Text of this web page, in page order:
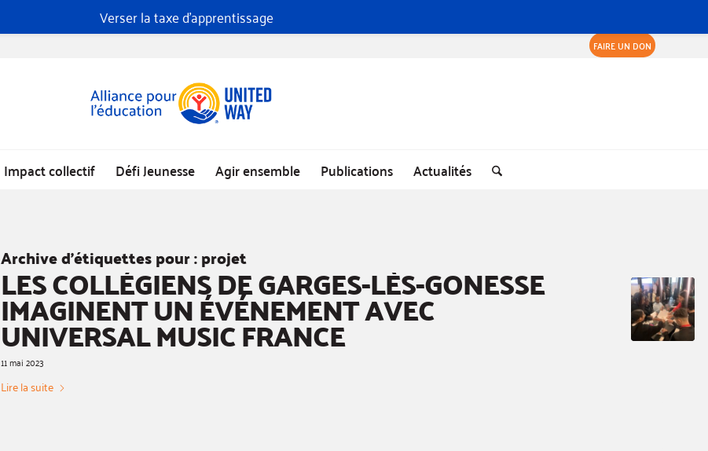
FAIRE UN DON
Impact collectif Défi Jeunesse Agir ensemble Publications Actualités
Archive d’étiquettes pour :projet
LES COLLÉGIENS DE GARGES-LÈS-GONESSE
IMAGINENT UN ÉVÉNEMENT AVEC
UNIVERSAL MUSIC FRANCE
11 mai 2023
Lire la suite
Verser la taxe d'apprentissage